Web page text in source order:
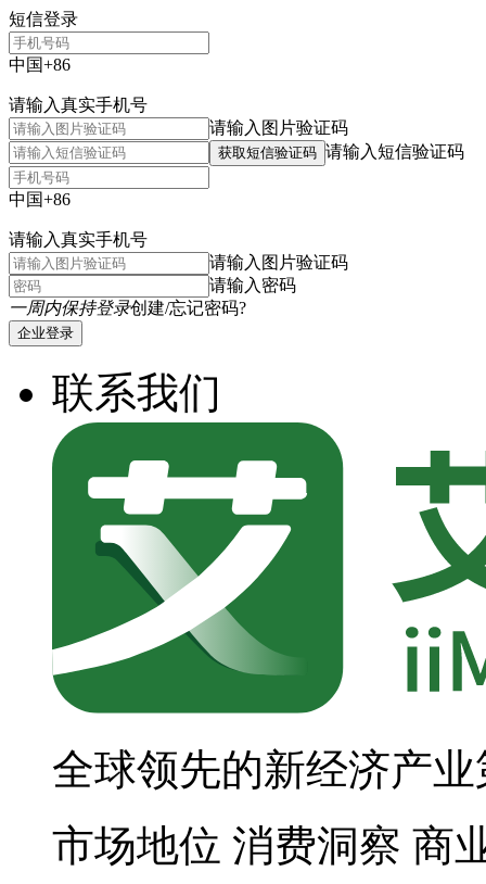
短信登录
中国+86
请输入真实手机号
请输入图片验证码
获取短信验证码 请输入短信验证码
中国+86
请输入真实手机号
请输入图片验证码
请输入密码
一周内保持登录创建/忘记密码?
企业登录
联系我们
全球领先的新经济产
市场地位 消费洞察 商